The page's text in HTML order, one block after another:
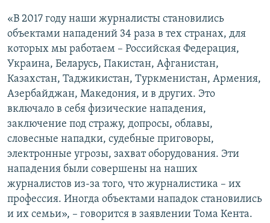
«В 2017 году наши журналисты становились
объектами нападений 34 раза в тех странах, для
которых мы работаем – Российская Федерация,
Украина, Беларусь, Пакистан, Афганистан,
Казахстан, Таджикистан, Туркменистан, Армения,
Азербайджан, Македония, и в других. Это
включало в себя физические нападения,
заключение под стражу, допросы, облавы,
словесные нападки, судебные приговоры,
электронные угрозы, захват оборудования. Эти
нападения были совершены на наших
журналистов из-за того, что журналистика – их
профессия. Иногда объектами нападок становились
и их семьи», – говорится в заявлении Тома Кента.